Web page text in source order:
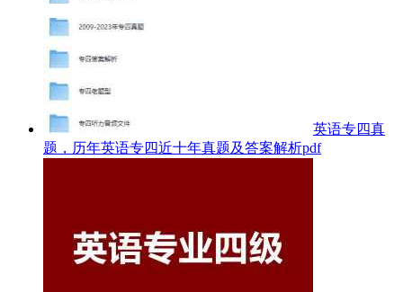
英语专四真
题，历年英语专四近十年真题及答案解析pdf